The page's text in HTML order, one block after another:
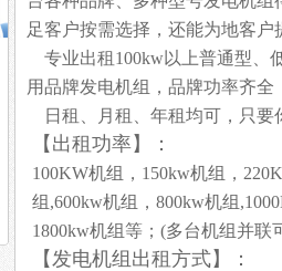
足客户按需选择，还能为地客
专业出租100kw以上普通型、
用品牌发电机组，品牌功率齐
日租、月租、年租均可，只要
【出租功率】：
100KW机组，150kw机组，
组,600kw机组，800kw机组
1800kw机组等；(多台机组并
【发电机组出租方式】：